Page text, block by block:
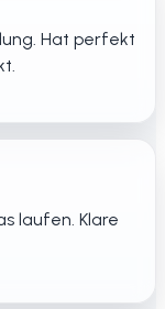
Hat perfekt
laufen. Klare